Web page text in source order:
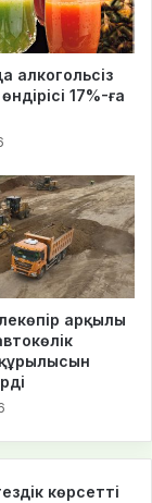
алкогольсіз
17%-ға
арқылы
көрсетті